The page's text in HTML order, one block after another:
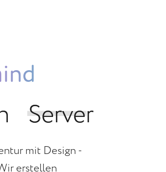
Server
Server
mit Design -
erstellen